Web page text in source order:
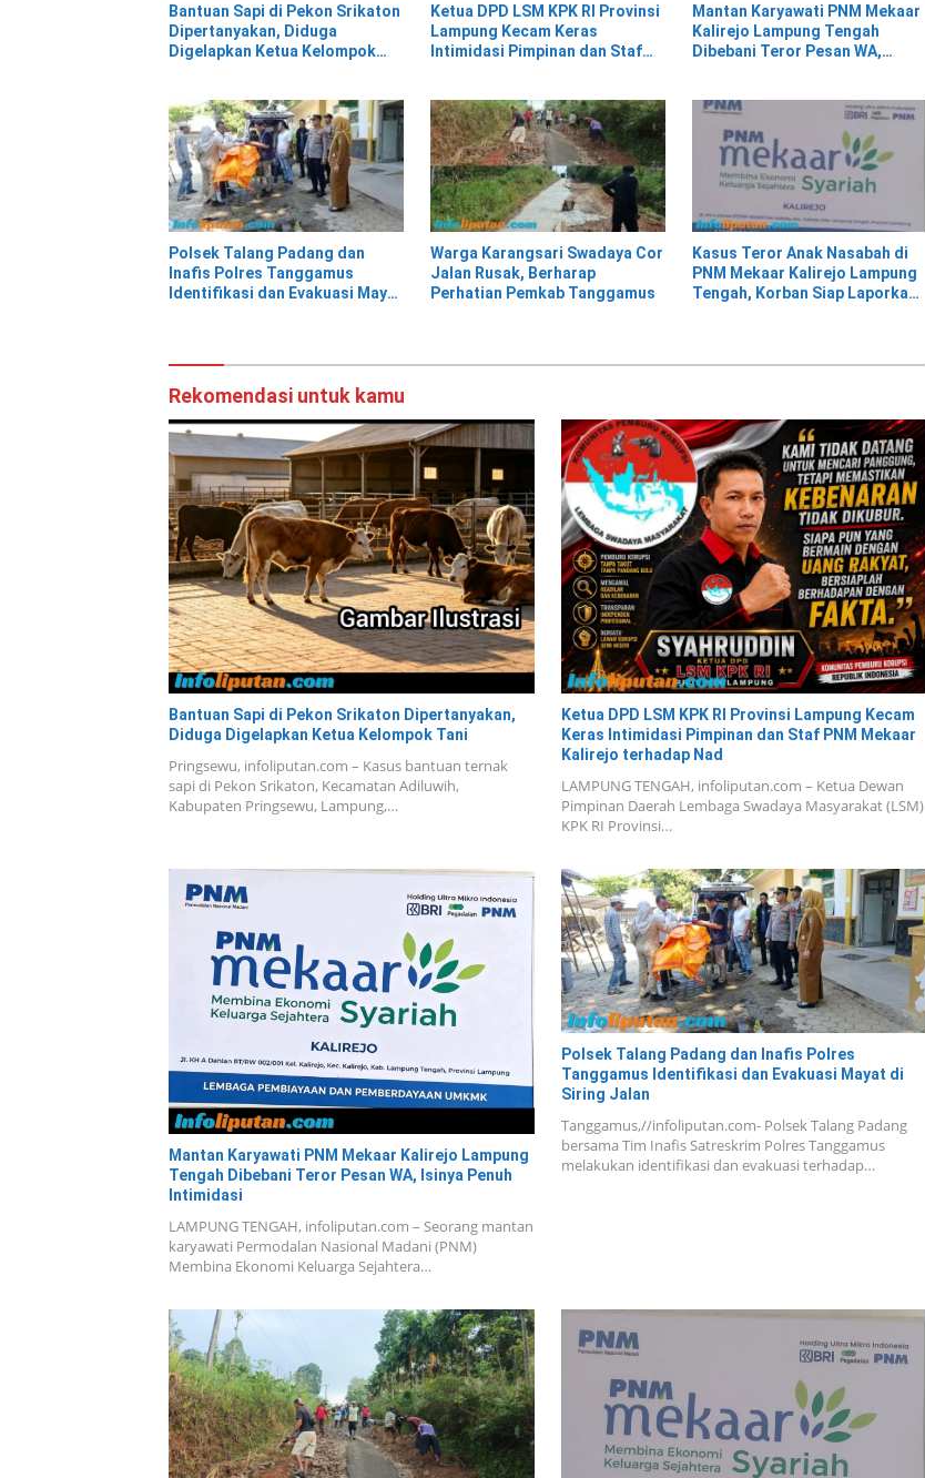
Bantuan Sapi di Pekon Srikaton
Dipertanyakan, Diduga
Digelapkan Ketua Kelompok
Ketua DPD LSM KPK RI Provinsi
Lampung Kecam Keras
Intimidasi Pimpinan dan Staf
Mantan Karyawati PNM Mekaar
Kalirejo Lampung Tengah
Dibebani Teror Pesan WA,
Polsek Talang Padang dan
Inafis Polres Tanggamus
Identifikasi dan Evakuasi Mayat
Warga Karangsari Swadaya Cor
Jalan Rusak, Berharap
Perhatian Pemkab Tanggamus
Kasus Teror Anak Nasabah di
PNM Mekaar Kalirejo Lampung
Tengah, Korban Siap Laporkan
Rekomendasi untuk kamu
Bantuan Sapi di Pekon Srikaton Dipertanyakan,
Diduga Digelapkan Ketua Kelompok Tani
Pringsewu, infoliputan.com – Kasus bantuan ternak
sapi di Pekon Srikaton, Kecamatan Adiluwih,
Kabupaten Pringsewu, Lampung,…
Ketua DPD LSM KPK RI Provinsi Lampung Kecam
Keras Intimidasi Pimpinan dan Staf PNM Mekaar
Kalirejo terhadap Nad
LAMPUNG TENGAH, infoliputan.com – Ketua Dewan
Pimpinan Daerah Lembaga Swadaya Masyarakat (LSM)
KPK RI Provinsi…
Mantan Karyawati PNM Mekaar Kalirejo Lampung
Tengah Dibebani Teror Pesan WA, Isinya Penuh
Intimidasi
LAMPUNG TENGAH, infoliputan.com – Seorang mantan
karyawati Permodalan Nasional Madani (PNM)
Membina Ekonomi Keluarga Sejahtera…
Polsek Talang Padang dan Inafis Polres
Tanggamus Identifikasi dan Evakuasi Mayat di
Siring Jalan
Tanggamus,//infoliputan.com- Polsek Talang Padang
bersama Tim Inafis Satreskrim Polres Tanggamus
melakukan identifikasi dan evakuasi terhadap…